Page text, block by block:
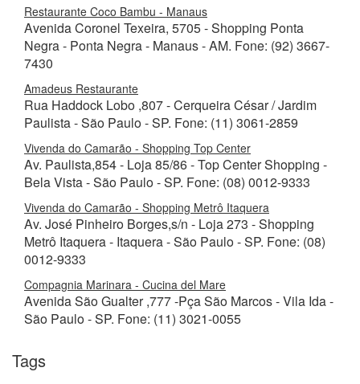
Restaurante Coco Bambu - Manaus
Avenida Coronel Texeira, 5705 - Shopping Ponta
Negra - Ponta Negra - Manaus - AM. Fone: (92) 3667-
7430
Amadeus Restaurante
Rua Haddock Lobo ,807 - Cerqueira César / Jardim
Paulista - São Paulo - SP. Fone: (11) 3061-2859
Vivenda do Camarão - Shopping Top Center
Av. Paulista,854 - Loja 85/86 - Top Center Shopping -
Bela Vista - São Paulo - SP. Fone: (08) 0012-9333
Vivenda do Camarão - Shopping Metrô Itaquera
Av. José Pinheiro Borges,s/n - Loja 273 - Shopping
Metrô Itaquera - Itaquera - São Paulo - SP. Fone: (08)
0012-9333
Compagnia Marinara - Cucina del Mare
Avenida São Gualter ,777 -Pça São Marcos - Vila Ida -
São Paulo - SP. Fone: (11) 3021-0055
Tags